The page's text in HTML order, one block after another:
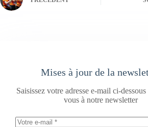
Mises à jour de la
Saisissez votre adresse e-mail ci-
vous à notre newsletter